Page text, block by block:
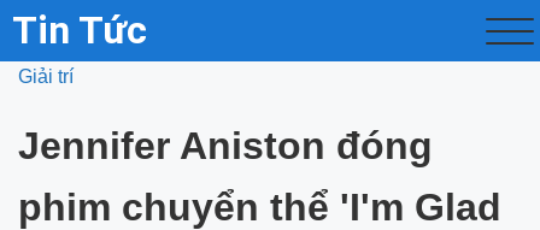
Tin Tức
Giải trí
Jennifer Aniston đóng
phim chuyển thể 'I'm Glad